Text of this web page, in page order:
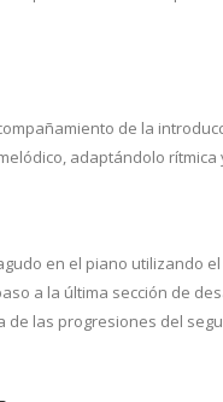
de la
adaptándolo rítmica
en el piano utilizando
a la última sección de
las progresiones del